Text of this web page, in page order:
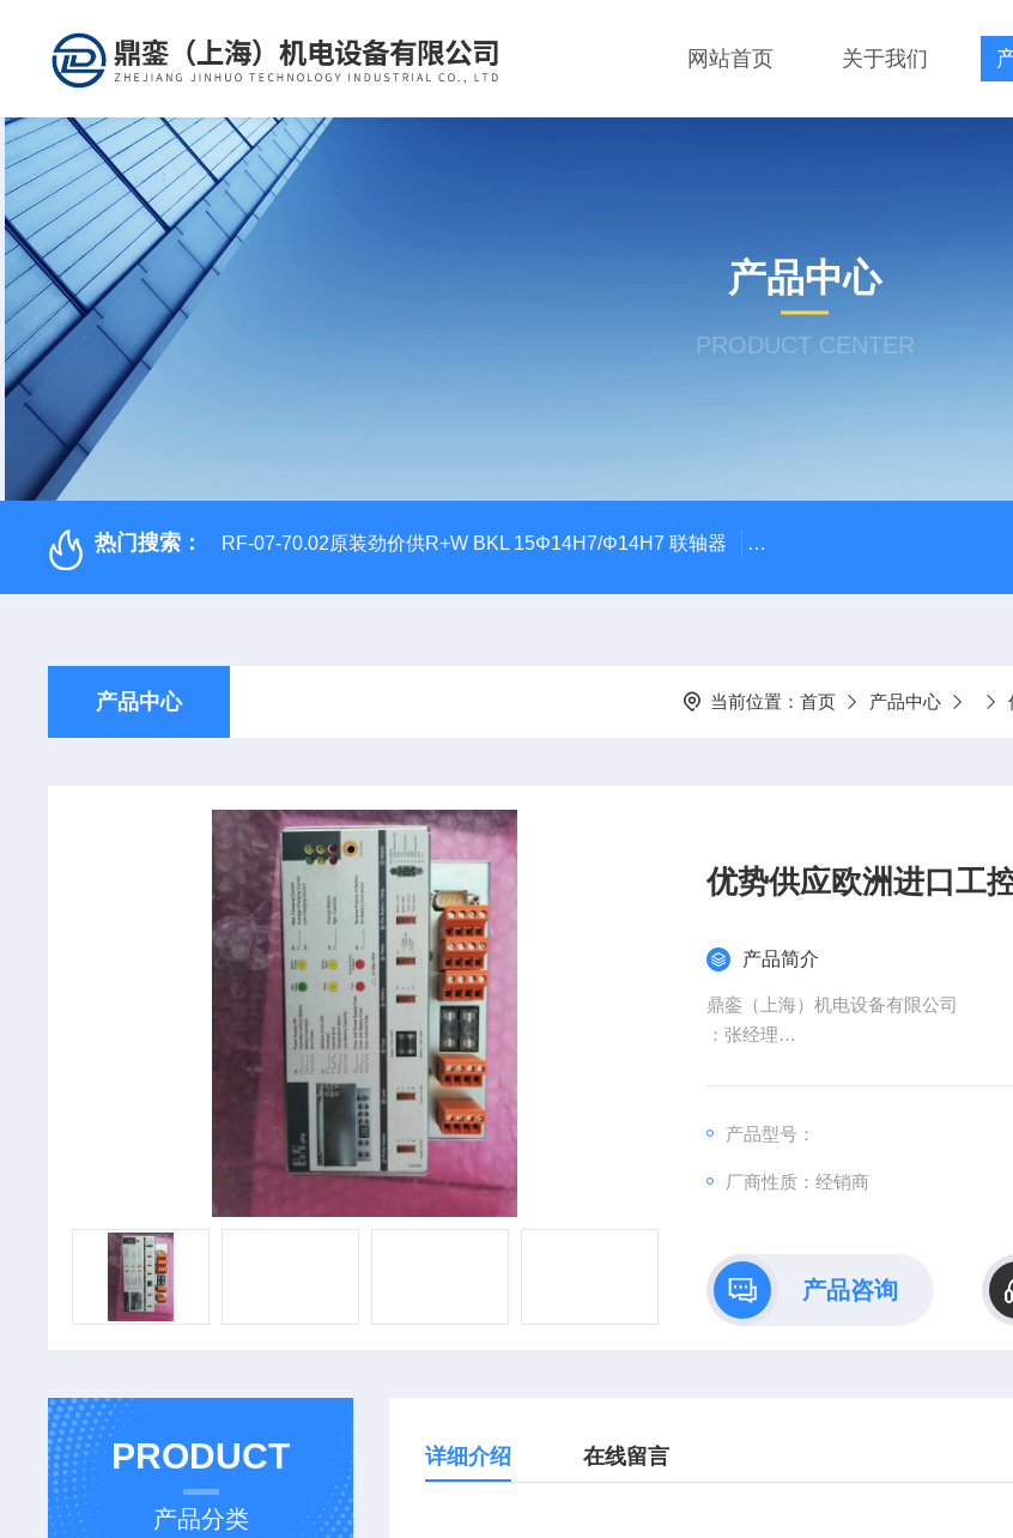
网站首页 关于我们
产品中心
PRODUCT CENTER
热门搜索： RF-07-70.02原装劲价供R+W BKL 15Φ14H7/Φ14H7 联轴器 0184-45703-3-003原装劲价
产品中心 当前位置： 首页 产品中心
优势供应欧洲进口工
产品简介
鼎銮（上海）机电设备有限公司
：张经理
手 机：
邮 箱：@
产品型号：
厂商性质：经销商
产品咨询
PRODUCT
产品分类
详细介绍 在线留言